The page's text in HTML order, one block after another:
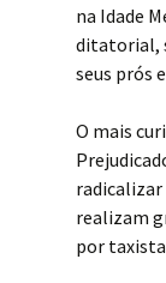
na Idade
ditatorial,
seus prós
O mais
realizam
por